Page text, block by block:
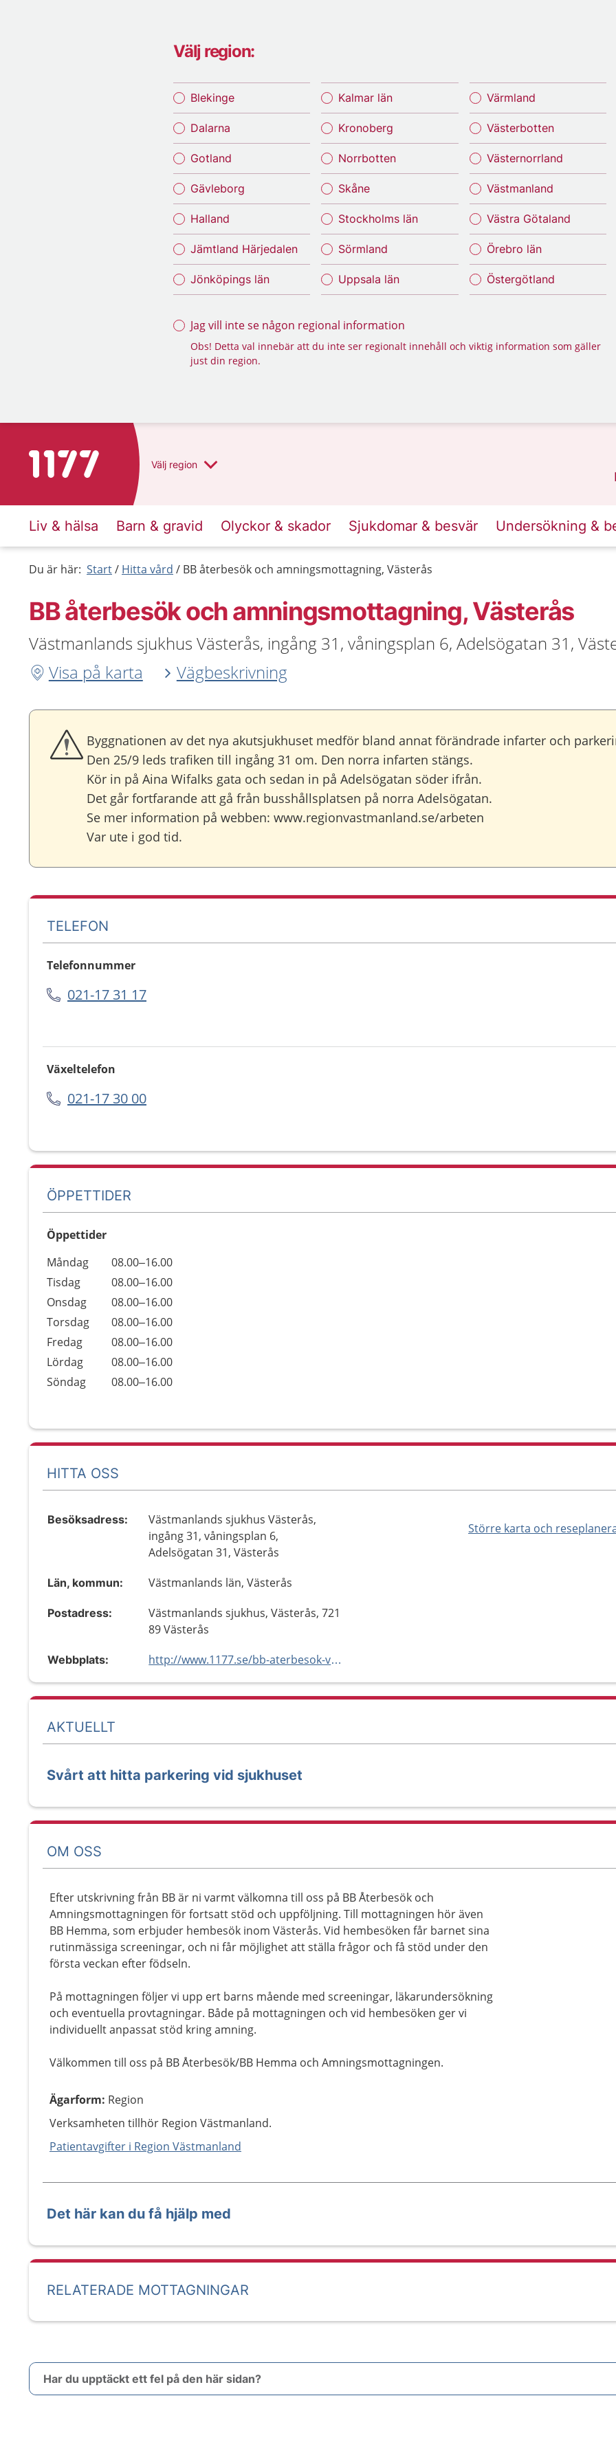
Välj region:
Blekinge
Dalarna
Gotland
Gävleborg
Halland
Jämtland Härjedalen
Jönköpings län
Kalmar län
Kronoberg
Norrbotten
Skåne
Stockholms län
Sörmland
Uppsala län
Värmland
Västerbotten
Västernorrland
Västmanland
Västra Götaland
Örebro län
Östergötland
Jag vill inte se någon regional information
Obs! Detta val innebär att du inte ser regionalt innehåll och viktig information som gäller
just din region.
Till startsidan för 1177 Välj region
Liv & hälsa Barn & gravid Olyckor & skador Sjukdomar & besvär Undersökning &
Du är här: Start Hitta vård BB återbesök och amningsmottagning, Västerås
BB återbesök och amningsmottagning, Västerås
Västmanlands sjukhus Västerås, ingång 31, våningsplan 6, Adelsögatan 31,
Visa på karta
Vägbeskrivning
Byggnationen av det nya akutsjukhuset medför bland annat förändrade infarter och
Den 25/9 leds trafiken till ingång 31 om. Den norra infarten stängs.
Kör in på Aina Wifalks gata och sedan in på Adelsögatan söder ifrån.
Det går fortfarande att gå från busshållsplatsen på norra Adelsögatan.
Se mer information på webben: www.regionvastmanland.se/arbeten
Var ute i god tid.
TELEFON
Telefonnummer
021-17 31 17
Växeltelefon
021-17 30 00
ÖPPETTIDER
Öppettider
Dag
Öppettider
Kommentarer
Måndag
08.00–16.00
Tisdag
08.00–16.00
Onsdag
08.00–16.00
Torsdag
08.00–16.00
Fredag
08.00–16.00
Lördag
08.00–16.00
Söndag
08.00–16.00
HITTA OSS
Större karta och
Besöksadress:
Västmanlands sjukhus Västerås,
ingång 31, våningsplan 6,
Adelsögatan 31, Västerås
Län, kommun: Västmanlands län, Västerås
Postadress:
Västmanlands sjukhus, Västerås, 721
89 Västerås
Webbplats: http://www.1177.se/bb-aterbesok-vastmanland
AKTUELLT
Svårt att hitta parkering vid sjukhuset
OM OSS
Efter utskrivning från BB är ni varmt välkomna till oss på BB Återbesök och
Amningsmottagningen för fortsatt stöd och uppföljning. Till mottagningen hör även
BB Hemma, som erbjuder hembesök inom Västerås. Vid hembesöken får barnet sina
rutinmässiga screeningar, och ni får möjlighet att ställa frågor och få stöd under den
första veckan efter födseln.
På mottagningen följer vi upp ert barns mående med screeningar, läkarundersökning
och eventuella provtagningar. Både på mottagningen och vid hembesöken ger vi
individuellt anpassat stöd kring amning.
Välkommen till oss på BB Återbesök/BB Hemma och Amningsmottagningen.
Ägarform: Region
Verksamheten tillhör Region Västmanland.
Patientavgifter i Region Västmanland
Det här kan du få hjälp med
RELATERADE MOTTAGNINGAR
Har du upptäckt ett fel på den här sidan?